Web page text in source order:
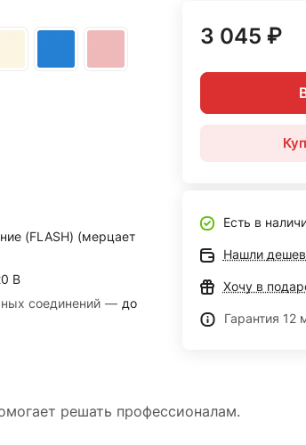
(FLASH) (мерцает
В
соединений — до
3 045 ₽
Есть в
Нашли
Хочу в
Гарантия 12
решать профессионалам.